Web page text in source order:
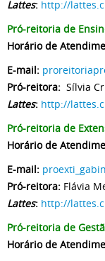
Lattes: http://
Pró-reitoria de
Horário de
E-mail:
Pró-reitora: Sílvia
Lattes: http://
Pró-reitoria de
Horário de
E-mail:
Pró-reitora: Flávia
Lattes: http://
Pró-reitoria de
Horário de